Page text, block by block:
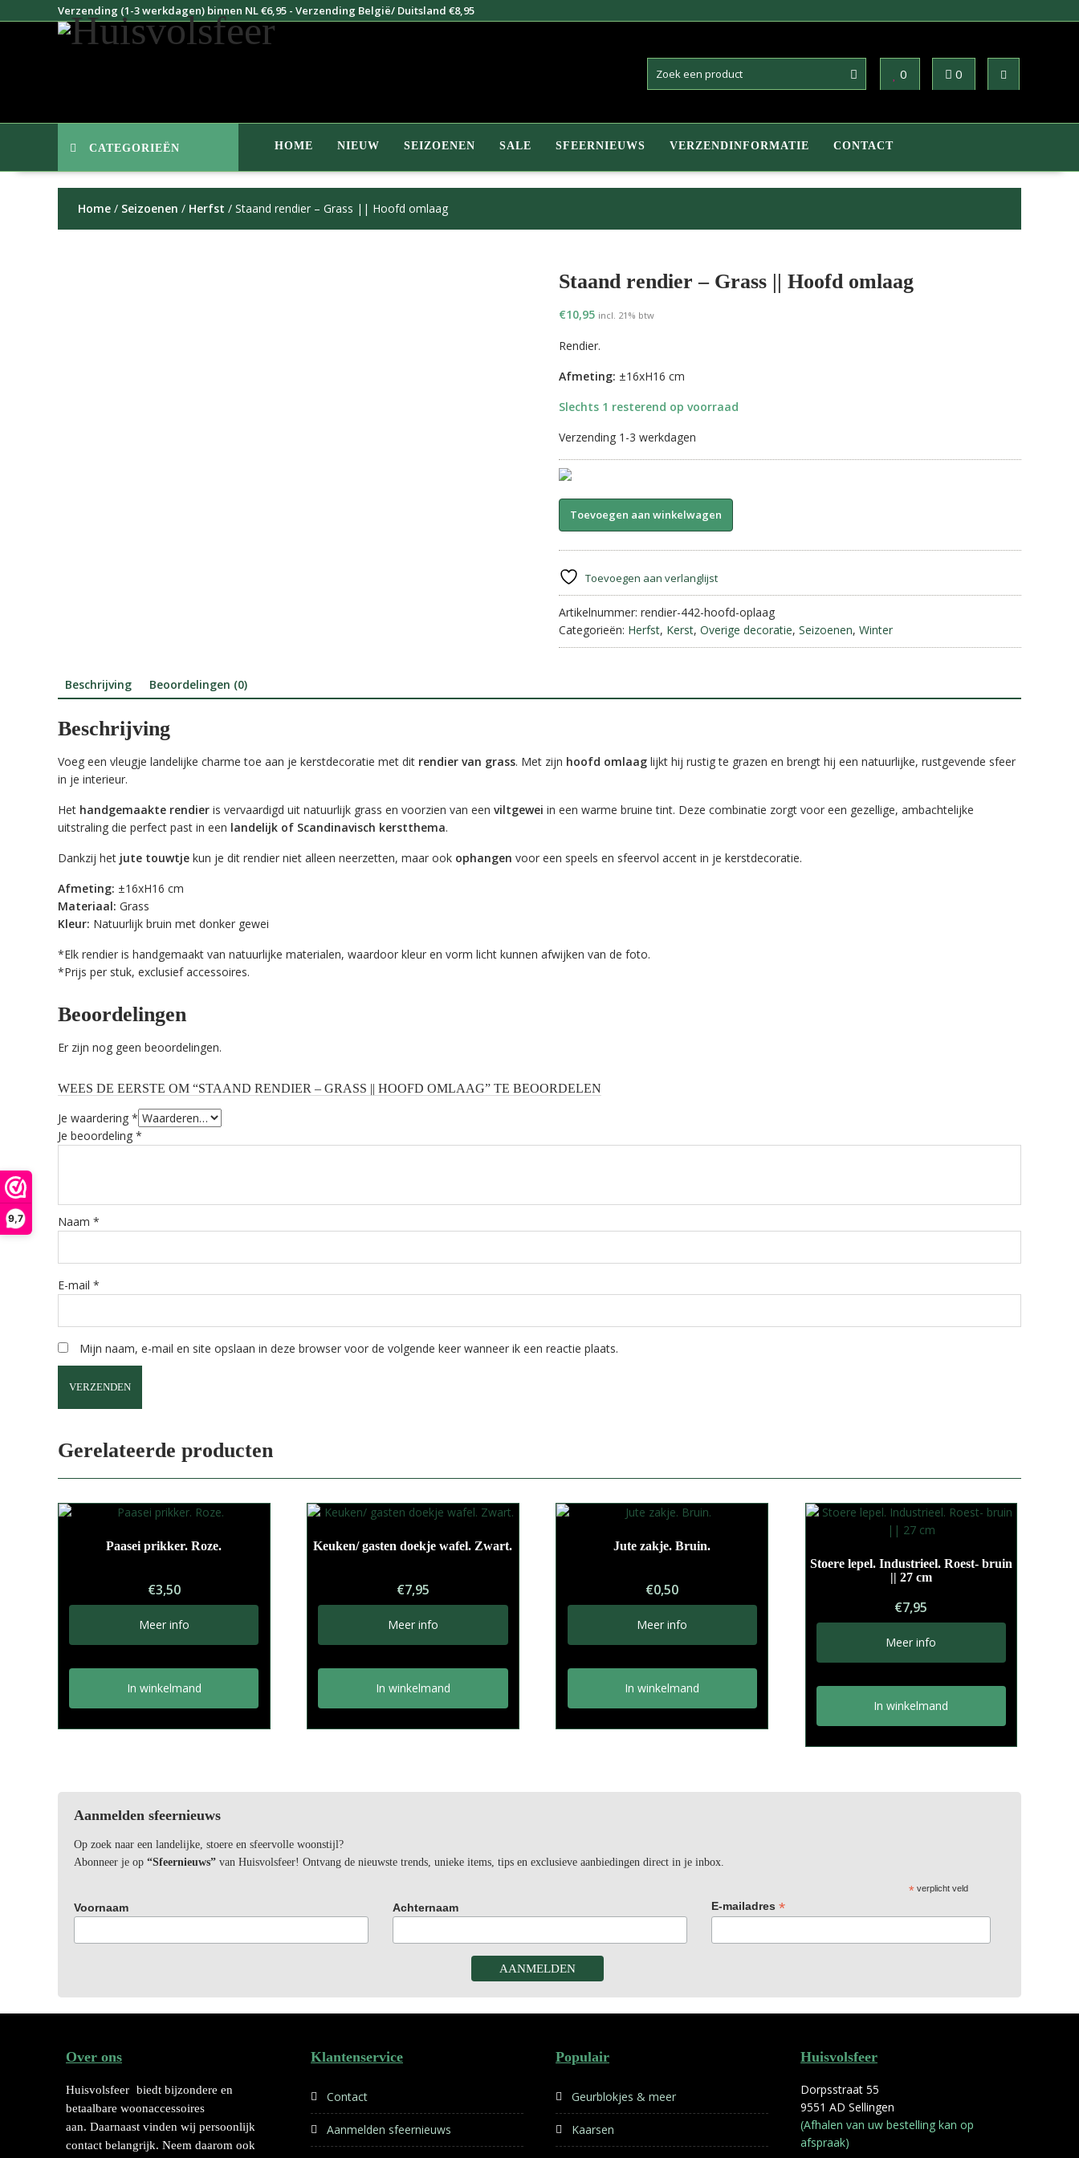
9,7
naar
Verzending (1-3 werkdagen) binnen NL €6,95 - Verzending België/ Duitsland €8,95
0 0
CATEGORIEËN HOME NIEUW SEIZOENEN SALE SFEERNIEUWS VERZENDINFORMATIE CONTACT
Home / Seizoenen / Herfst / Staand rendier – Grass || Hoofd omlaag
Staand rendier – Grass || Hoofd omlaag
€10,95 incl. 21% btw
Rendier.
Afmeting: ±16xH16 cm
Slechts 1 resterend op voorraad
Verzending 1-3 werkdagen
Staand
rendier
||
Hoofd
omlaag
aantal
Toevoegen aan winkelwagen
Toevoegen aan verlanglijst
Artikelnummer: rendier-442-hoofd-oplaag
Categorieën: Herfst, Kerst, Overige decoratie, Seizoenen, Winter
Beschrijving Beoordelingen (0)
Beschrijving
Voeg een vleugje landelijke charme toe aan je kerstdecoratie met dit rendier van grass. Met zijn hoofd omlaag lijkt hij rustig te grazen en brengt hij een natuurlijke, rustgevende sfeer
in je interieur.
Het handgemaakte rendier is vervaardigd uit natuurlijk grass en voorzien van een viltgewei in een warme bruine tint. Deze combinatie zorgt voor een gezellige, ambachtelijke
uitstraling die perfect past in een landelijk of Scandinavisch kerstthema.
Dankzij het jute touwtje kun je dit rendier niet alleen neerzetten, maar ook ophangen voor een speels en sfeervol accent in je kerstdecoratie.
Afmeting: ±16xH16 cm
Materiaal: Grass
Kleur: Natuurlijk bruin met donker gewei
*Elk rendier is handgemaakt van natuurlijke materialen, waardoor kleur en vorm licht kunnen afwijken van de foto.
*Prijs per stuk, exclusief accessoires.
Beoordelingen
Er zijn nog geen beoordelingen.
WEES DE EERSTE OM “STAAND RENDIER – GRASS || HOOFD OMLAAG” TE BEOORDELEN
Je waardering *
Je beoordeling *
Naam *
E-mail *
Mijn naam, e-mail en site opslaan in deze browser voor de volgende keer wanneer ik een reactie plaats.
Gerelateerde producten
Paasei prikker. Roze.
€3,50
Meer info
In winkelmand
Keuken/ gasten doekje wafel. Zwart.
€7,95
Meer info
In winkelmand
Jute zakje. Bruin.
€0,50
Meer info
In winkelmand
Stoere lepel. Industrieel. Roest- bruin
|| 27 cm
€7,95
Meer info
In winkelmand
Aanmelden sfeernieuws
Op zoek naar een landelijke, stoere en sfeervolle woonstijl?
Abonneer je op “Sfeernieuws” van Huisvolsfeer! Ontvang de nieuwste trends, unieke items, tips en exclusieve aanbiedingen direct in je inbox.
*verplicht veld
Voornaam Achternaam E-mailadres *
Over ons
Huisvolsfeer biedt bijzondere en
betaalbare woonaccessoires
aan. Daarnaast vinden wij persoonlijk
contact belangrijk. Neem daarom ook
Klantenservice
Contact
Aanmelden sfeernieuws
Populair
Geurblokjes & meer
Kaarsen
Huisvolsfeer
Dorpsstraat 55
9551 AD Sellingen
(Afhalen van uw bestelling kan op
afspraak)